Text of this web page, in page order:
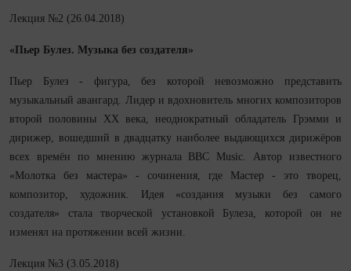
Лекция №2 (26.04.2018)
«Пьер Булез. Музыка без создателя»
Пьер Булез - фигура, без которой невозможно представить
музыкальный авангард. Лидер и вдохновитель многих композиторов
второй половины ХХ века, неоднократный обладатель Грэмми и
дирижер, вошедший в двадцатку наиболее выдающихся дирижёров
всех времён по мнению журнала BBC Music. Автор известного
«Молотка без мастера» - сочинения, где Мастер - это творец,
композитор, художник. Идея «создания музыки без самого
создателя» стала творческой установкой Булеза, которой он не
изменял на протяжении всей жизни.
Лекция №3 (3.05.2018)